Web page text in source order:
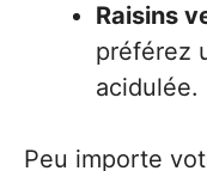
Raisins
préférez
acidulée.
Peu importe